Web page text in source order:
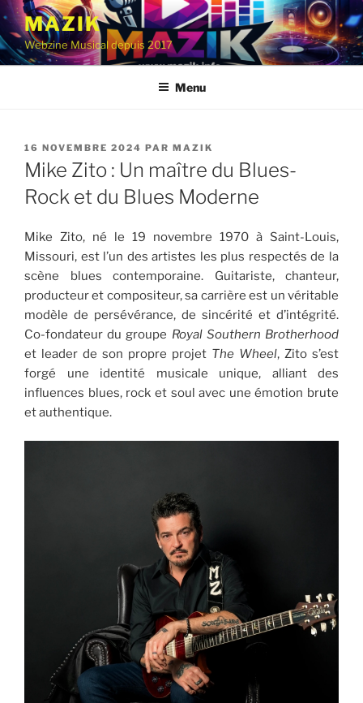
Aller
contenu
principal
MAZIK
Webzine Musical depuis 2017
Menu
PUBLIÉ
LE
16 NOVEMBRE 2024 PAR MAZIK
Mike Zito : Un maître du Blues-
Rock et du Blues Moderne
Mike Zito, né le 19 novembre 1970 à Saint-Louis,
Missouri, est l’un des artistes les plus respectés de la
scène blues contemporaine. Guitariste, chanteur,
producteur et compositeur, sa carrière est un véritable
modèle de persévérance, de sincérité et d’intégrité.
Co-fondateur du groupe Royal Southern Brotherhood
et leader de son propre projet The Wheel, Zito s’est
forgé une identité musicale unique, alliant des
influences blues, rock et soul avec une émotion brute
et authentique.